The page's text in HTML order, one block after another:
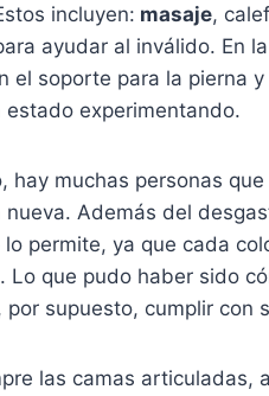
incluyen: masaje,
ayudar al inválido. En
el soporte para la pierna
estado experimentando.
hay muchas personas
nueva. Además del
lo permite, ya que cada
Lo que pudo haber sido
por supuesto, cumplir con
las camas articuladas,